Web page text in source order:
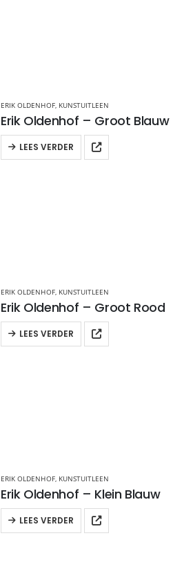
ERIK OLDENHOF, KUNSTUITLEEN
Erik Oldenhof – Groot Blauw
LEES VERDER
ERIK OLDENHOF, KUNSTUITLEEN
Erik Oldenhof – Groot Rood
LEES VERDER
ERIK OLDENHOF, KUNSTUITLEEN
Erik Oldenhof – Klein Blauw
LEES VERDER